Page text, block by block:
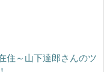
住～山下達郎さんのツ